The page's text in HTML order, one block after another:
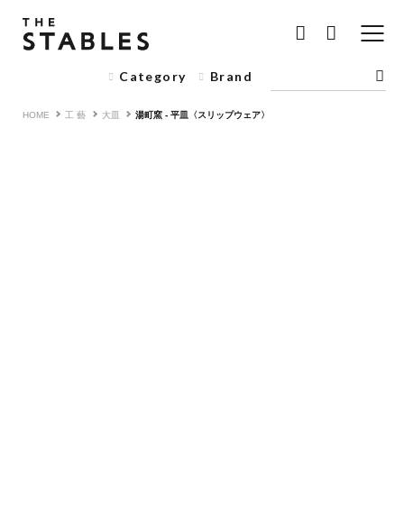
Category Brand
HOME 工 藝 大皿 湯町窯 - 平皿〈スリップウェア〉